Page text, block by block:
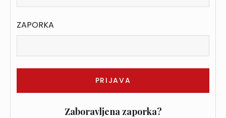
ZAPORKA
Zaboravljena zaporka?